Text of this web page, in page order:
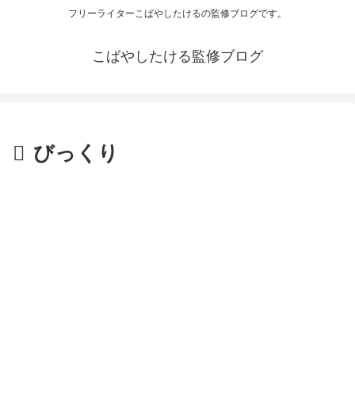
フリーライターこばやしたけるの監修ブログです。
こばやしたける監修ブログ
びっくり